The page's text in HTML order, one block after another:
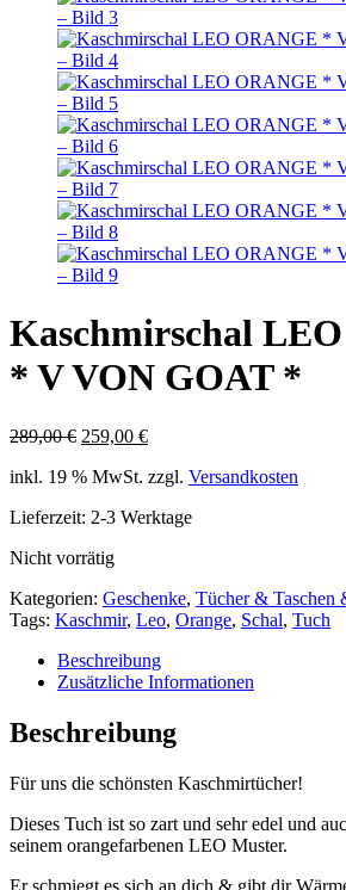
Kaschmirschal
* V VON GOAT *
289,00€ Ursprünglicher
war:
259,00 €Aktueller
ist:
inkl. 19 % MwSt. zzgl. Versandkosten
Lieferzeit: 2-3 Werktage
Nicht vorrätig
Kategorien: Geschenke, Tücher & Taschen
Tags: Kaschmir, Leo, Orange, Schal, Tuch
Beschreibung
Zusätzliche Informationen
Beschreibung
Für uns die schönsten Kaschmirtücher!
Dieses Tuch ist so zart und sehr edel und
seinem orangefarbenen LEO Muster.
Er schmiegt es sich an dich & gibt dir